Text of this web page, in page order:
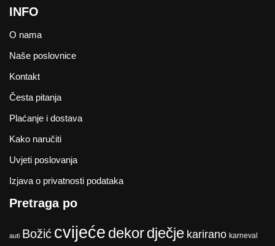
INFO
O nama
Naše poslovnice
Kontakt
Česta pitanja
Plaćanje i dostava
Kako naručiti
Uvjeti poslovanja
Izjava o privatnosti podataka
Pretraga po
auti Božić cvijeće dekordječje karirano karneval